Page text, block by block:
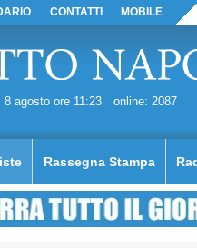
CONTATTI MOBILE
8 agosto ore 11:23 online: 2087
Rassegna Stampa